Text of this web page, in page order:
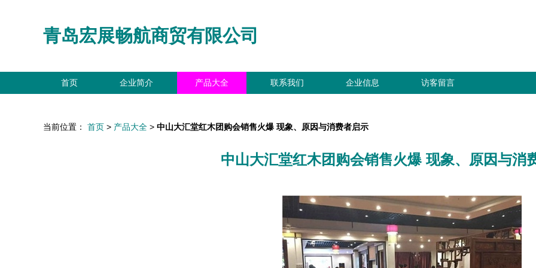
青岛宏展畅航商贸有限公司
首页 企业简介 产品大全 联系我们 企业信息 访客留言
当前位置： 首页 > 产品大全 > 中山大汇堂红木团购会销售火爆 现象、原因与消费者启示
中山大汇堂红木团购会销售火爆 现象、原因与消